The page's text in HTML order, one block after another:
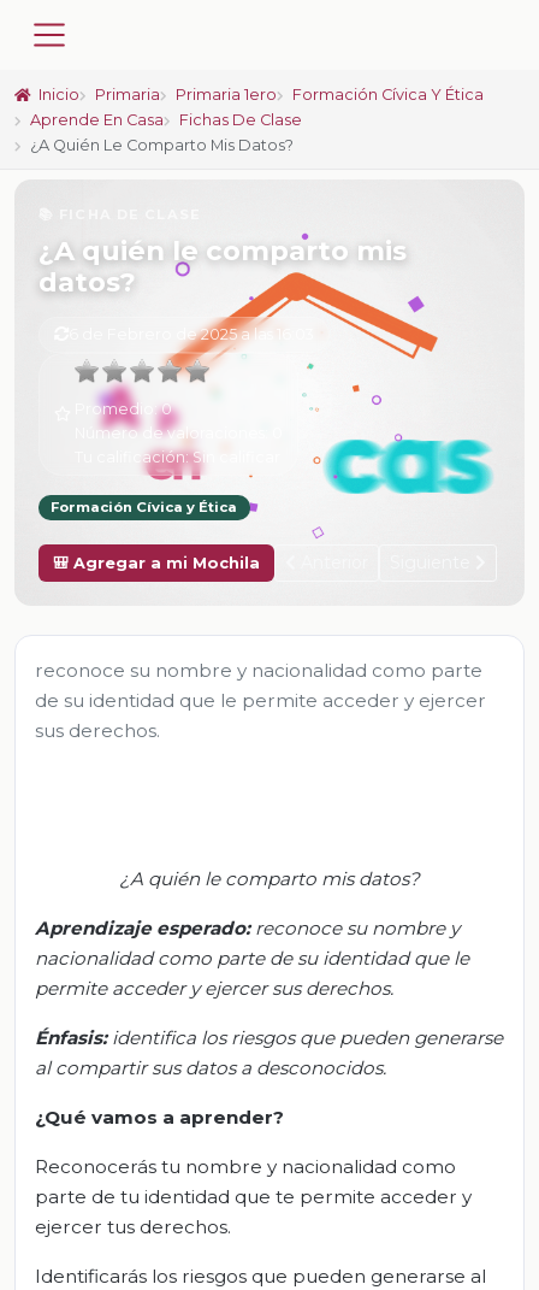
Inicio Primaria Primaria 1ero
Formación Cívica Y Ética
Aprende En Casa
Fichas De Clase
¿A Quién Le Comparto Mis Datos?
¿A quién le comparto mis
datos?
6 de Febrero de 2025 a las 16:03
Promedio:0
Número de valoraciones:
Tu calificación:Sin calificar
Formación Cívica y Ética
🎒 Agregar a mi Mochila
reconoce su nombre y nacionalidad como parte
de su identidad que le permite acceder y ejercer
sus derechos.
¿A quién le comparto mis datos?
Aprendizaje esperado: reconocesu nombre y
nacionalidad como parte de su identidad que le
permite acceder y ejercer sus derechos.
Énfasis:identifica los riesgos que pueden generarse
al compartir sus datos a desconocidos.
¿Qué vamos a aprender?
Reconocerás tu nombre y nacionalidad como
parte de tu identidad que te permite acceder y
ejercer tus derechos.
Identificarás los riesgos que pueden generarse al